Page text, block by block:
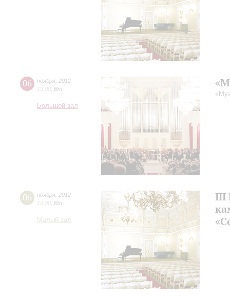
06 ноября 2012
19:00 Вт
Большой зал
06 ноября 2012
19:00 Вт
Малый зал
III